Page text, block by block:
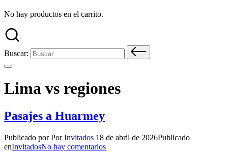
No hay productos en el carrito.
Buscar:
Lima vs regiones
Pasajes a Huarmey
Publicado por PorInvitados 18 de abril de 2026Publicado
enInvitadosNo hay comentarios